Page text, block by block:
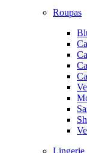
Roupas
Lingerie